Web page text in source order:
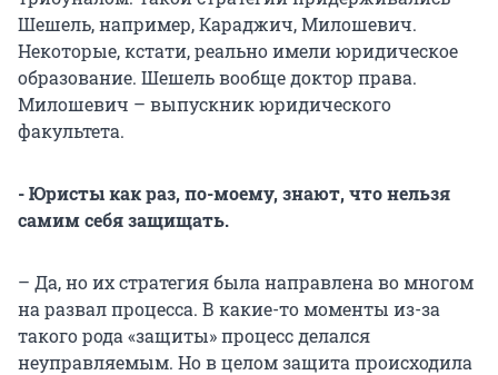
Шешель, например, Караджич, Милошевич.
Некоторые, кстати, реально имели юридическое
образование. Шешель вообще доктор права.
Милошевич – выпускник юридического
факультета.
- Юристы как раз, по-моему, знают, что нельзя
самим себя защищать.
– Да, но их стратегия была направлена во многом
на развал процесса. В какие-то моменты из-за
такого рода «защиты» процесс делался
неуправляемым. Но в целом защита происходила